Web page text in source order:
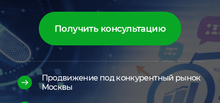
Получить консультацию
Продвижение под конкурентный рынок
Москвы